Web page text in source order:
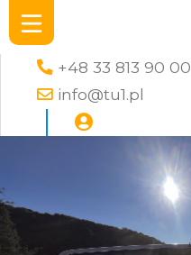
+48 33 813 90 00
info@tu1.pl